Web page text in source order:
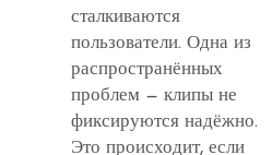
сталкиваются
пользователи. Одна из
распространённых
проблем — клипы не
фиксируются надёжно.
Это происходит, если